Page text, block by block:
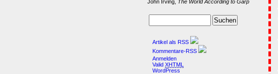
John Irving, The World According to Garp
Artikel als RSS
Kommentare-RSS
Anmelden
Valid XHTML
WordPress